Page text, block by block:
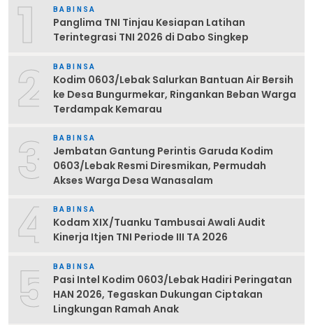
1 BABINSA
Panglima TNI Tinjau Kesiapan Latihan
Terintegrasi TNI 2026 di Dabo Singkep
2 BABINSA
Kodim 0603/Lebak Salurkan Bantuan Air Bersih
ke Desa Bungurmekar, Ringankan Beban Warga
Terdampak Kemarau
3 BABINSA
Jembatan Gantung Perintis Garuda Kodim
0603/Lebak Resmi Diresmikan, Permudah
Akses Warga Desa Wanasalam
4 BABINSA
Kodam XIX/Tuanku Tambusai Awali Audit
Kinerja Itjen TNI Periode III TA 2026
5 BABINSA
Pasi Intel Kodim 0603/Lebak Hadiri Peringatan
HAN 2026, Tegaskan Dukungan Ciptakan
Lingkungan Ramah Anak